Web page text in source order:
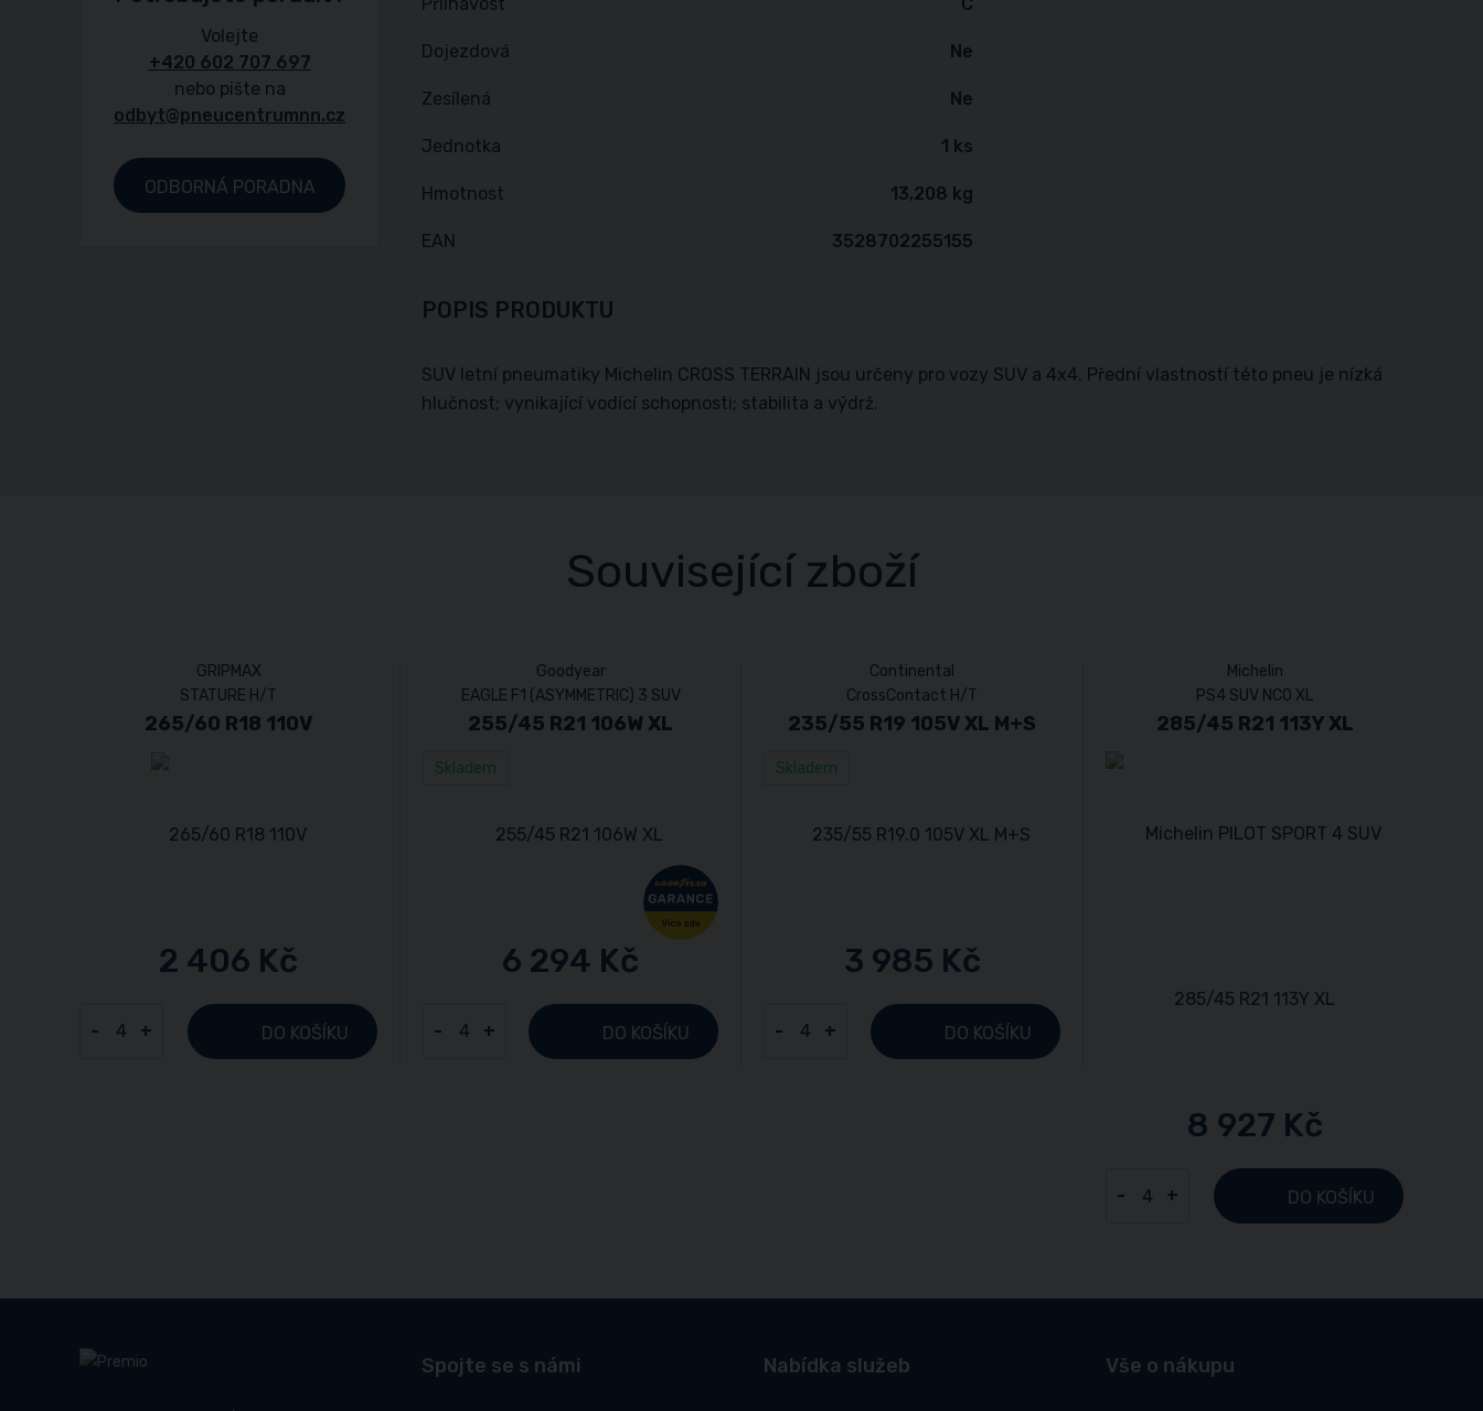
Dojezdová Ne
Zesílená Ne
Jednotka 1 ks
Hmotnost 13,208 kg
EAN 3528702255155
POPIS PRODUKTU
SUV letní pneumatiky Michelin CROSS TERRAIN jsou určeny pro vozy SUV a 4x4. Přední vlastností této pneu je nízká
hlučnost; vynikající vodící schopnosti; stabilita a výdrž.
Volejte
+420 602 707 697
nebo pište na
odbyt@pneucentrumnn.cz
ODBORNÁ PORADNA
Související zboží
GRIPMAX
STATURE H/T
265/60 R18 110V
2 406 Kč
- + DO KOŠÍKU
Goodyear
EAGLE F1 (ASYMMETRIC) 3 SUV
255/45 R21 106W XL
Skladem
6 294 Kč
- + DO KOŠÍKU
Continental
CrossContact H/T
235/55 R19 105V XL M+S
Skladem
3 985 Kč
- + DO KOŠÍKU
Michelin
PS4 SUV NC0 XL
285/45 R21 113Y XL
8 927 Kč
- + DO KOŠÍKU
Spojte se s námi Nabídka služeb Vše o nákupu